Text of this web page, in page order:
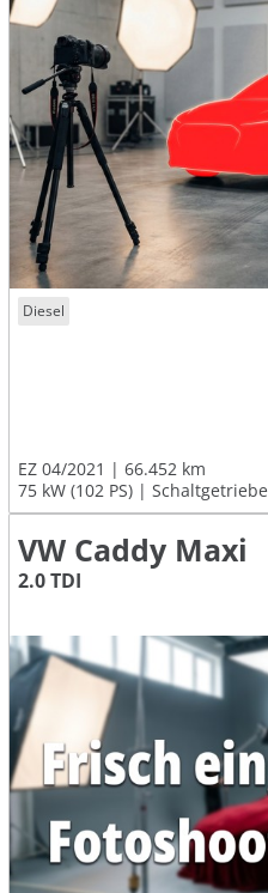
Diesel
EZ 04/2021
66.452 km
75 kW (102 PS)
Schaltgetriebe
VW Caddy Maxi
2.0 TDI